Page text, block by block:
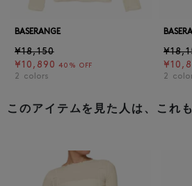
BASERANGE
¥18,150
¥10,890 40% OFF
2 colors 2
このアイテムを見た人は、これ